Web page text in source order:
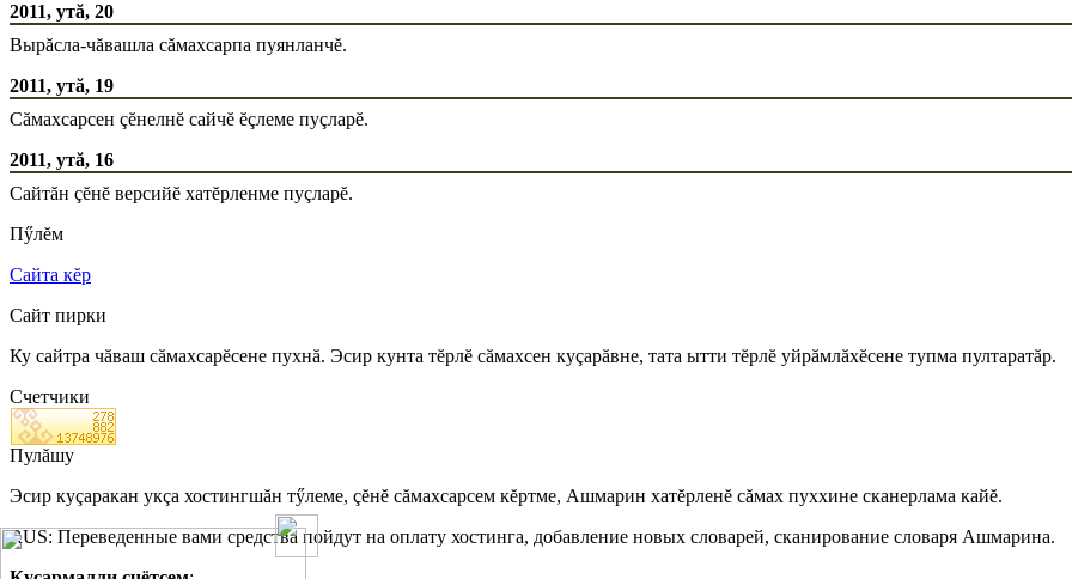
2011, утă, 20
Вырăсла-чăвашла сăмахсарпа пуянланчĕ.
2011, утă, 19
Сăмахсарсен çĕнелнĕ сайчĕ ĕçлеме пуçларĕ.
2011, утă, 16
Сайтăн çĕнĕ версийĕ хатĕрленме пуçларĕ.
Пӳлĕм
Сайта кĕр
Сайт пирки
Ку сайтра чăваш сăмахсарĕсене пухнă. Эсир кунта тĕрлĕ сăмахсен куçарăвне, тата ытти тĕрлĕ уйрăмлăхĕсене тупма пултаратăр.
Счетчики
Пулăшу
Эсир куçаракан укçа хостингшăн тӳлеме, çĕнĕ сăмахсарсем кĕртме, Ашмарин хатĕрленĕ сăмах пуххине сканерлама кайĕ.
RUS: Переведенные вами средства пойдут на оплату хостинга, добавление новых словарей, сканирование словаря Ашмарина.